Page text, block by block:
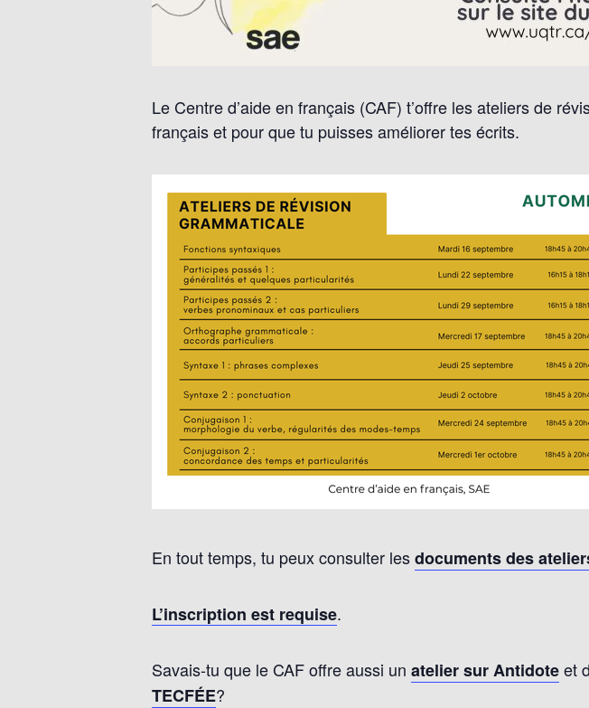
Le Centre d’aide en français (CAF) t’offre les ateliers de
français et pour que tu puisses améliorer tes écrits.
En tout temps, tu peux consulter lesdocuments des
L’inscription est requise.
Savais-tu que le CAF offre aussi un atelier sur Antidoteet
TECFÉE?